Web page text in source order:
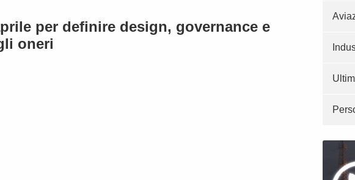
per definire design, governance e
oneri